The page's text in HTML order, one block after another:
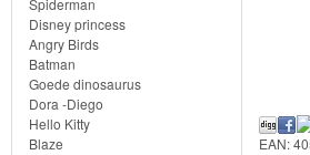
ELDRADOR®
CREATURES
Wild
EAN:
Spiderman
Disney princess
Angry Birds
Batman
Goede dinosaurus
Dora -Diego
Hello Kitty
Blaze